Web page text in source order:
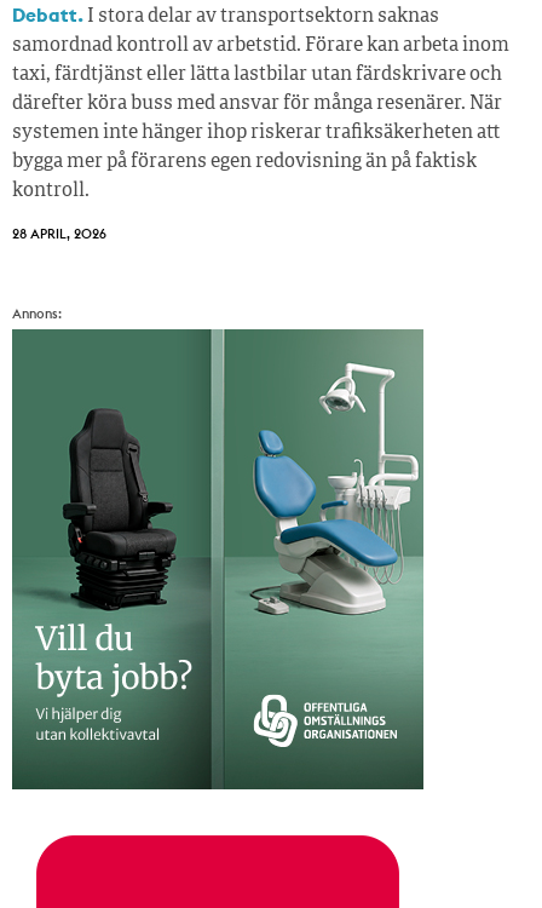
Debatt. I stora delar av transportsektorn saknas
samordnad kontroll av arbetstid. Förare kan arbeta inom
taxi, färdtjänst eller lätta lastbilar utan färdskrivare och
därefter köra buss med ansvar för många resenärer. När
systemen inte hänger ihop riskerar trafiksäkerheten att
bygga mer på förarens egen redovisning än på faktisk
kontroll.
28 APRIL, 2026
Annons: